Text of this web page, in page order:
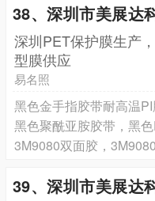
38、深圳市美展达
深圳PET保护膜生产
型膜供应
易名照
黑色金手指胶带耐高温
黑色聚酰亚胺胶带，黑
3M9080双面胶，
39、深圳市美展达